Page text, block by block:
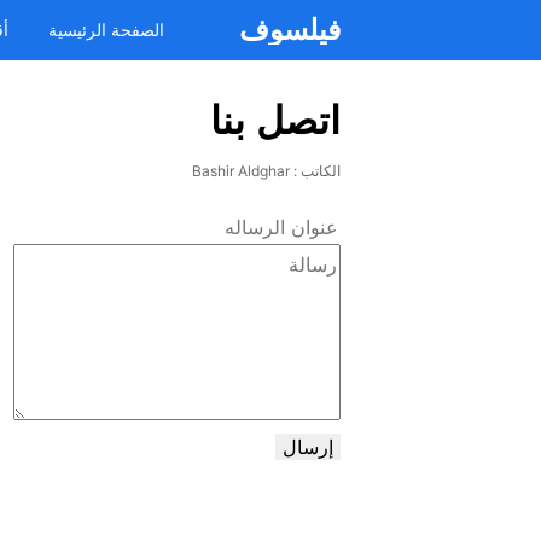
فيلسوف الصفحة الرئيسية
اتصل بنا
الكاتب : Bashir Aldghar